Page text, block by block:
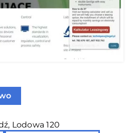
Lodowa 120